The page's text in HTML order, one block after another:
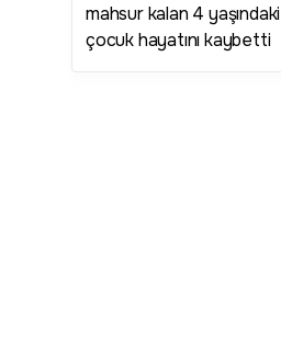
mahsur kalan 4 yaşındaki
çocuk hayatını kaybetti